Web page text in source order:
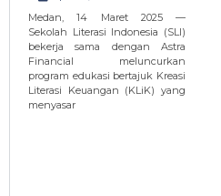
Medan, 14 Maret 2025 —
Sekolah Literasi Indonesia (SLI)
bekerja sama dengan Astra
Financial meluncurkan
program edukasi bertajuk Kreasi
Literasi Keuangan (KLiK) yang
menyasar